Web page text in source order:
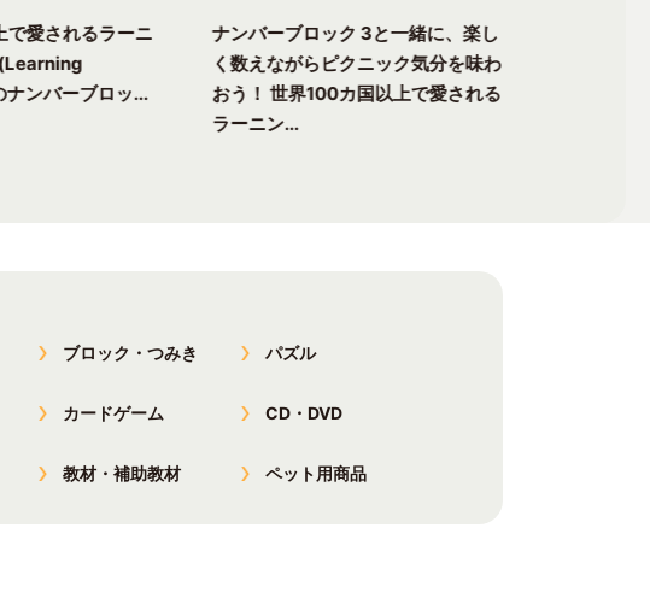
愛されるラーニ
ンバーブロッ...
ナンバーブロック 3と一緒に、楽し
く数えながらピクニック気分を味わ
おう！ 世界100カ国以上で愛される
ラーニン...
ブロック・つみき パズル
カードゲーム CD・DVD
教材・補助教材 ペット用商品